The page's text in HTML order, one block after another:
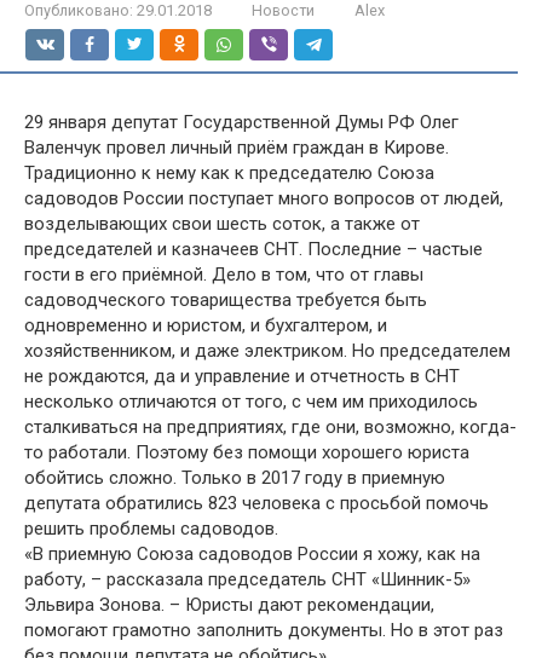
Опубликовано: 29.01.2018 Новости Alex
29 января депутат Государственной Думы РФ Олег
Валенчук провел личный приём граждан в Кирове.
Традиционно к нему как к председателю Союза
садоводов России поступает много вопросов от людей,
возделывающих свои шесть соток, а также от
председателей и казначеев СНТ. Последние – частые
гости в его приёмной. Дело в том, что от главы
садоводческого товарищества требуется быть
одновременно и юристом, и бухгалтером, и
хозяйственником, и даже электриком. Но председателем
не рождаются, да и управление и отчетность в СНТ
несколько отличаются от того, с чем им приходилось
сталкиваться на предприятиях, где они, возможно, когда-
то работали. Поэтому без помощи хорошего юриста
обойтись сложно. Только в 2017 году в приемную
депутата обратились 823 человека с просьбой помочь
решить проблемы садоводов.
«В приемную Союза садоводов России я хожу, как на
работу, – рассказала председатель СНТ «Шинник-5»
Эльвира Зонова. – Юристы дают рекомендации,
помогают грамотно заполнить документы. Но в этот раз